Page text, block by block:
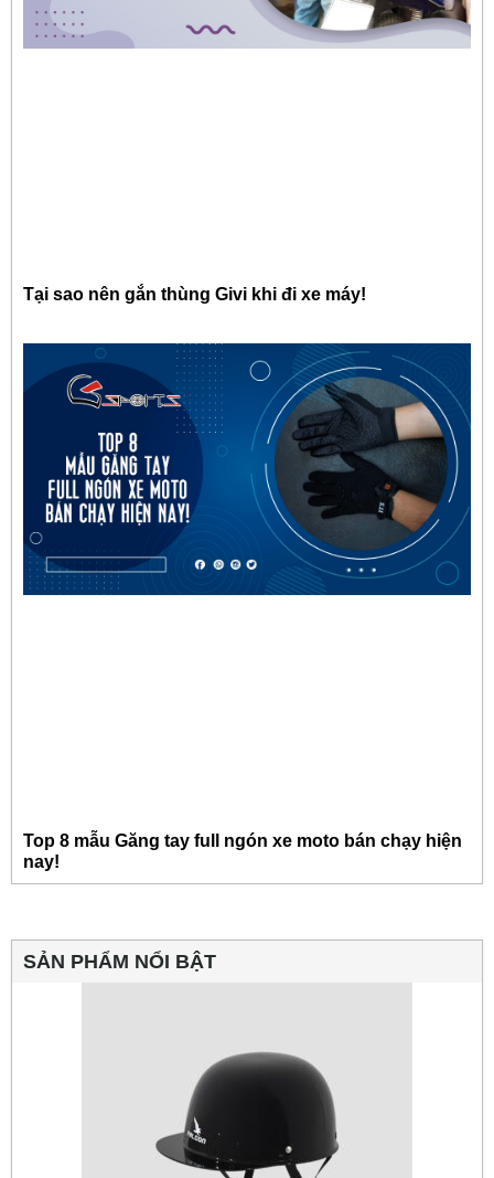
Tại sao nên gắn thùng Givi khi đi xe máy!
Top 8 mẫu Găng tay full ngón xe moto bán chạy hiện
nay!
SẢN PHẨM NỔI BẬT